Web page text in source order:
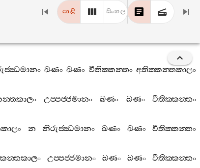
පාළි සිංහල
ඛණං ඛණං වීතික‍්කන‍්තං අතික‍්කන‍්තකාලං
උප‍්පජ‍්ජමානං ඛණං ඛණං
වීතික‍්කන‍්තං
න නිරුජ‍්ඣමානං ඛණං ඛණං
වීතික‍්කන‍්තං
උප‍්පජ‍්ජමානං ඛණං ඛණං
වීතික‍්කන‍්තං